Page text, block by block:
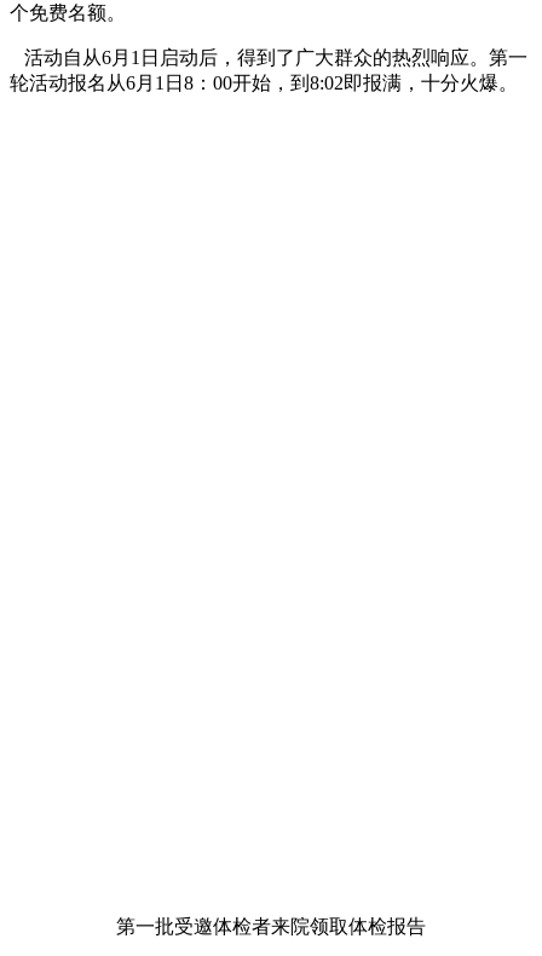
个免费名额。
活动自从6月1日启动后，得到了广大群众的热烈响应。第一
轮活动报名从6月1日8：00开始，到8:02即报满，十分火爆。
第一批受邀体检者来院领取体检报告